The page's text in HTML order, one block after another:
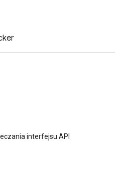
interfejsu API